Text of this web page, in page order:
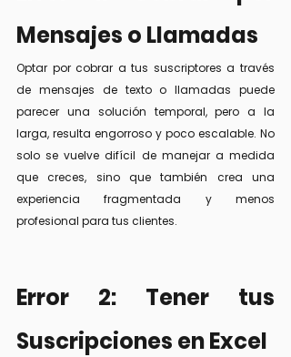
Mensajes o Llamadas
Optar por cobrar a tus suscriptores a través
de mensajes de texto o llamadas puede
parecer una solución temporal, pero a la
larga, resulta engorroso y poco escalable. No
solo se vuelve difícil de manejar a medida
que creces, sino que también crea una
experiencia fragmentada y menos
profesional para tus clientes.
Error 2: Tener tus
Suscripciones en Excel